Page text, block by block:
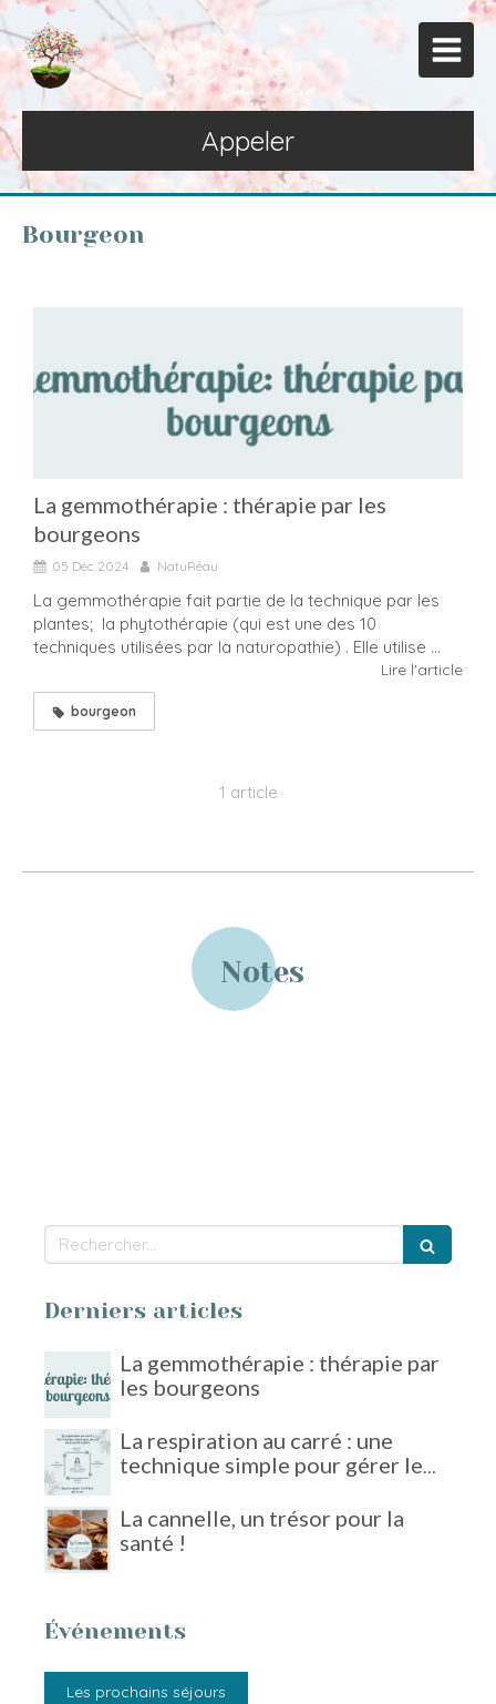
Appeler
Bourgeon
La gemmothérapie : thérapie par les
bourgeons
05 Déc 2024 NatuRéau
La gemmothérapie fait partie de la technique par les
plantes; la phytothérapie (qui est une des 10
techniques utilisées par la naturopathie) . Elle utilise ...
Lire l'article
bourgeon
1 article
Notes
Rechercher
Derniers articles
La gemmothérapie : thérapie par
les bourgeons
La respiration au carré : une
technique simple pour gérer le
La cannelle, un trésor pour la
santé !
Événements
Les prochains séjours